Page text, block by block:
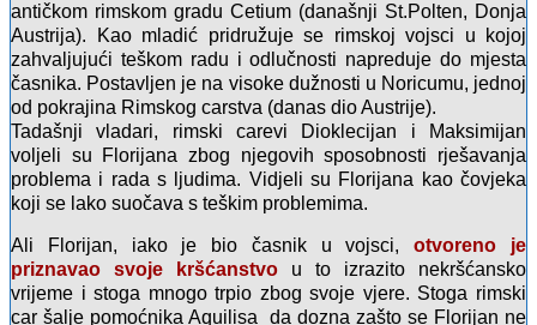
antičkom rimskom gradu Cetium (današnji St.Polten, Donja
Austrija). Kao mladić pridružuje se rimskoj vojsci u kojoj
zahvaljujući teškom radu i odlučnosti napreduje do mjesta
časnika. Postavljen je na visoke dužnosti u Noricumu, jednoj
od pokrajina Rimskog carstva (danas dio Austrije).
Tadašnji vladari, rimski carevi Dioklecijan i Maksimijan
voljeli su Florijana zbog njegovih sposobnosti rješavanja
problema i rada s ljudima. Vidjeli su Florijana kao čovjeka
koji se lako suočava s teškim problemima.
Ali Florijan, iako je bio časnik u vojsci,otvoreno je
priznavao svoje kršćanstvo u to izrazito nekršćansko
vrijeme i stoga mnogo trpio zbog svoje vjere. Stoga rimski
car šalje pomoćnika Aquilisa da dozna zašto se Florijan ne